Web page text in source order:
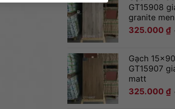
GT15908
granite
325.000 ₫
Gạch
GT15907
matt
325.000 ₫